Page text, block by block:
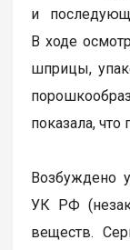
и
В ходе
шприцы,
показала,
Возбуждено
УК РФ
веществ.